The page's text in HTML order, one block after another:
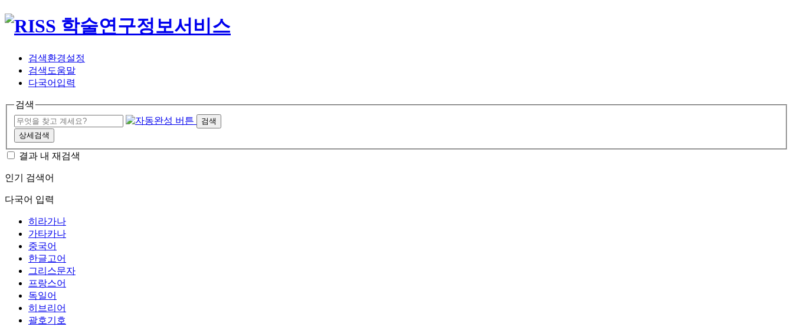
검색환경설정
검색도움말
다국어입력
검색
검색
상세검색
결과 내 재검색
인기 검색어
다국어 입력
히라가나
가타카나
중국어
한글고어
그리스문자
프랑스어
독일어
히브리어
괄호기호